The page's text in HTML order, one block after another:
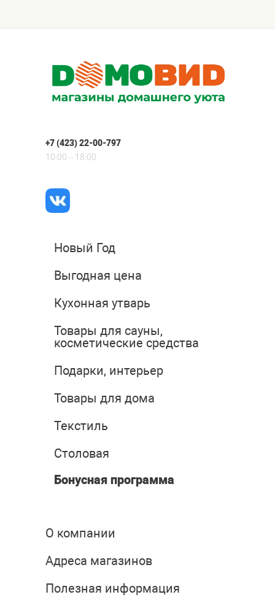
+7 (423) 22-00-797
10:00 – 18:00
Новый Год
Выгодная цена
Кухонная утварь
Товары для сауны,
косметические средства
Подарки, интерьер
Товары для дома
Текстиль
Столовая
Бонусная программа
О компании
Адреса магазинов
Полезная информация